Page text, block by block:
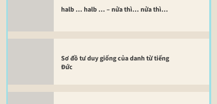
halb … halb … – nửa thì… nửa thì…
Sơ đồ tư duy giống của danh từ tiếng
Đức